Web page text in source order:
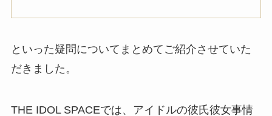
といった疑問についてまとめてご紹介させていた
だきました。
THE IDOL SPACEでは、アイドルの彼氏彼女事情